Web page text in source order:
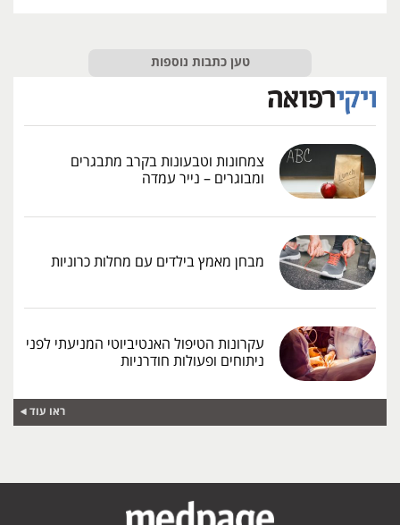
טען כתבות נוספות
צמחונות וטבעונות בקרב מתבגרים
ומבוגרים – נייר עמדה
מבחן מאמץ בילדים עם מחלות כרוניות
עקרונות הטיפול האנטיביוטי המניעתי לפני
ניתוחים ופעולות חודרניות
ראו עוד